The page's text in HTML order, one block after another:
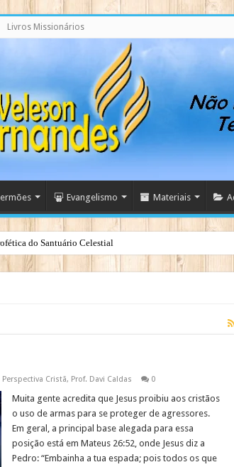
Livros Missionários
Evangelismo Materiais
do Santuário Celestial
Perspectiva Cristã, Prof. Davi Caldas 0
Muita gente acredita que Jesus proibiu aos cristãos
o uso de armas para se proteger de agressores.
Em geral, a principal base alegada para essa
posição está em Mateus 26:52, onde Jesus diz a
Pedro: “Embainha a tua espada; pois todos os que